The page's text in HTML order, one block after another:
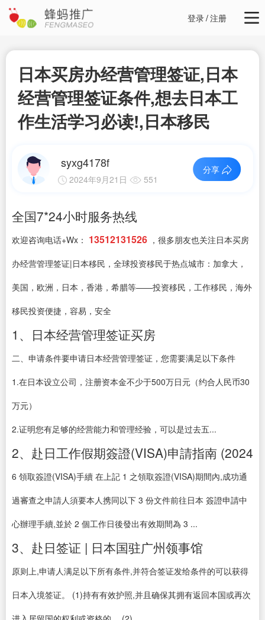
登录/注册
日本买房办经营管理签证,日本
经营管理签证条件,想去日本工
作生活学习必读!,日本移民
syxg4178f
2024年9月21日 551
分享
全国7*24小时服务热线
欢迎咨询电话+Wx： 13512131526 ，很多朋友也关注日本买房
办经营管理签证|日本移民，全球投资移民于热点城市：加拿大，
美国，欧洲，日本，香港，希腊等——投资移民，工作移民，海外
移民投资便捷，容易，安全
1、日本经营管理签证买房
二、申请条件要申请日本经营管理签证，您需要满足以下条件
1.在日本设立公司，注册资本金不少于500万日元（约合人民币30
万元）
2.证明您有足够的经营能力和管理经验，可以是过去五...
2、赴日工作假期簽證(VISA)申請指南 (2024
6 領取簽證(VISA)手續 在上記 1 之領取簽證(VISA)期間內,成功通
過審查之申請人須要本人携同以下 3 份文件前往日本 簽證申請中
心辦理手續,並於 2 個工作日後發出有效期間為 3 ...
3、赴日签证 | 日本国驻广州领事馆
原则上,申请人满足以下所有条件,并符合签证发给条件的可以获得
日本入境签证。 (1)持有有效护照,并且确保其拥有返回本国或再次